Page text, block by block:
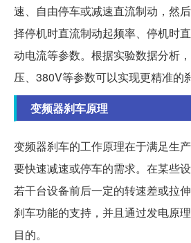
速、自由停车或减速直流制动，然
择停机时直流制动起频率、停机时
动电流等参数。根据实验数据分析
压、380V等参数可以实现更精准的
变频器刹车原理
变频器刹车的工作原理在于满足生
要快速减速或停车的需求。在某些
若干台设备前后一定的转速差或拉
刹车功能的支持，并且通过发电原
目的。